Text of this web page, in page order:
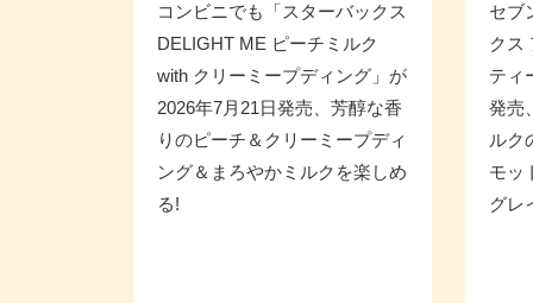
コンビニでも「スターバックス
DELIGHT ME ピーチミルク
with クリーミープディング」が
2026年7月21日発売、芳醇な香
りのピーチ＆クリーミープディ
ング＆まろやかミルクを楽しめ
る!
セブ
クス
ティ
発売
ルク
モッ
グレ